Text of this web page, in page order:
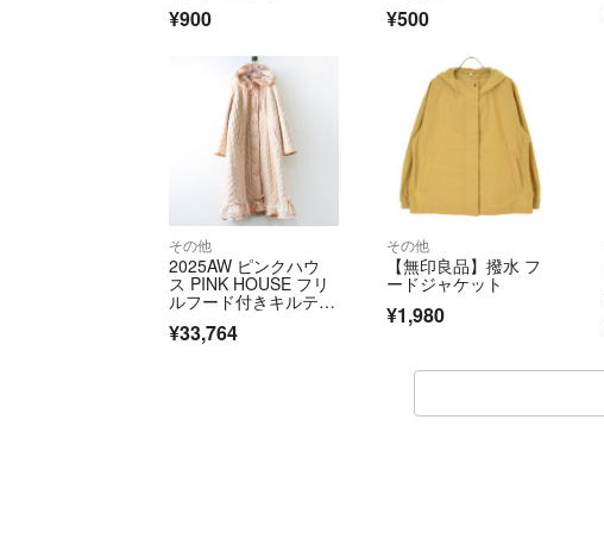
¥900 ¥500
その他
2025AW ピンクハウ
ス PINK HOUSE フリ
ルフード付きキルティ
ンク∥リボン ピコフリ
¥33,764
その他
【無印良品】撥水 フ
ードジャケット
¥1,980